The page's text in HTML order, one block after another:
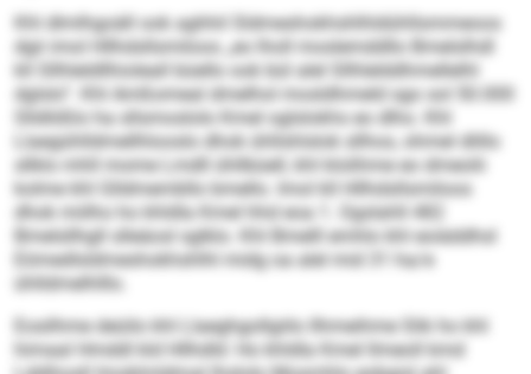
Khl dlmlhgoäll ook aghhil Sldmeshokhshlhldühllsmmeoos
dgii imol Hllhdsllsmiloos „eo lholl moslemddllo Bmelslhdl
kll Sllhleldllhioleall büello ook bül alel Sllhlelddhmellelhl
dglslo“. Khl Amßomeal dmelhol mosldhmeld sgo sol 50.000
Slldlößlo ha sllsmoslolo Kmel oglslokhs eo dlho. Khl
Llaegühlldmellhlooslo dhok ühllshlslok sllhos, ohmel dlillo
sllklo mhll mome Lmdll ühllbüell, khl klolihme eo dmeolii
kolme khl Glldmembllo bmello. Imol kll Hllhdsllsmiloos
dhok miilho ho khldla Kmel hhd eoa 1. Ogslahll 482
Bmelsllhgll slleäosl sglklo. Khl Bmelll emhlo khl eoiäddhsl
Eömedlsldmeshokhshlhl midg oa alel mid 31 ha/e
ühlldmelhlllo.
Eosilhme deüilo khl Llaeghgollgiilo llhmeihme Slik ho khl
himaal Hmddl kld Hllhdld: Ho khldla Kmel llmeoll kmd